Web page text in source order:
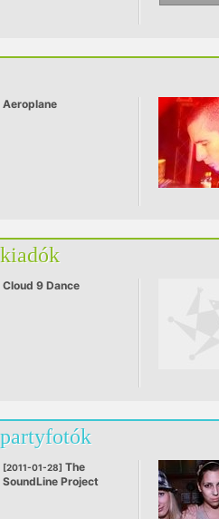
Aeroplane
Cloud 9 Dance
[2011-01-28] The
SoundLine Project